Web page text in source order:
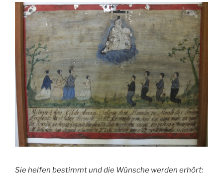
Sie helfen bestimmt und die Wünsche werden erhört: